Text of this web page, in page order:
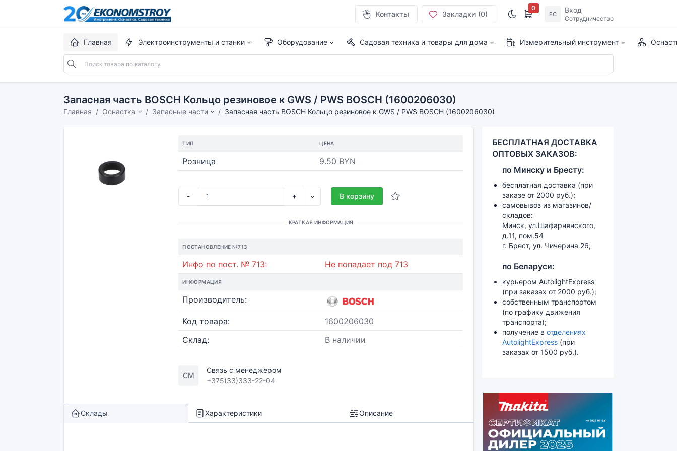
Контакты Закладки (0)
0
ЕС Вход
Сотрудничество
Главная Электроинструменты и станки Оборудование Садовая техника и товары для дома Измерительный инструмент
Запасная часть BOSCH Кольцо резиновое к GWS / PWS BOSCH (1600206030)
Главная Оснастка Запасные части Запасная часть BOSCH Кольцо резиновое к GWS / PWS BOSCH (1600206030)
ТИП ЦЕНА
Розница 9.50 BYN
- + В корзину
КРАТКАЯ ИНФОРМАЦИЯ
ПОСТАНОВЛЕНИЕ №713
Инфо по пост. № 713: Не попадает под 713
ИНФОРМАЦИЯ
Производитель:
Код товара:
1600206030
Склад:
В наличии
СМ
Связь с менеджером
+375(33)333-22-04
Склады Характеристики Описание
БЕСПЛАТНАЯ ДОСТАВКА
ОПТОВЫХ ЗАКАЗОВ:
по Минску и Бресту:
бесплатная доставка (при
заказе от 2000 руб.);
самовывоз из магазинов/
складов:
Минск, ул.Шафарнянского,
д.11, пом.54
г. Брест, ул. Чичерина 26;
по Беларуси:
курьером AutolightExpress
(при заказах от 2000 руб.);
собственным транспортом
(по графику движения
транспорта);
получение в отделениях
AutolightExpress (при
заказах от 1500 руб.).